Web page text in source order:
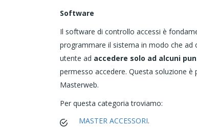
Software
Il software di controllo accessi è
programmare il sistema in modo che ad
utente ad accedere solo ad alcuni
permesso accedere. Questa soluzione
Masterweb.
Per questa categoria troviamo:
MASTER ACCESSORI.